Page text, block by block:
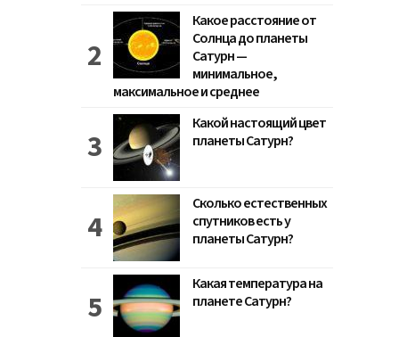
Какое расстояние от
Солнца до планеты
Сатурн —
минимальное,
максимальное и среднее
Какой настоящий цвет
планеты Сатурн?
Сколько естественных
спутников есть у
планеты Сатурн?
Какая температура на
планете Сатурн?